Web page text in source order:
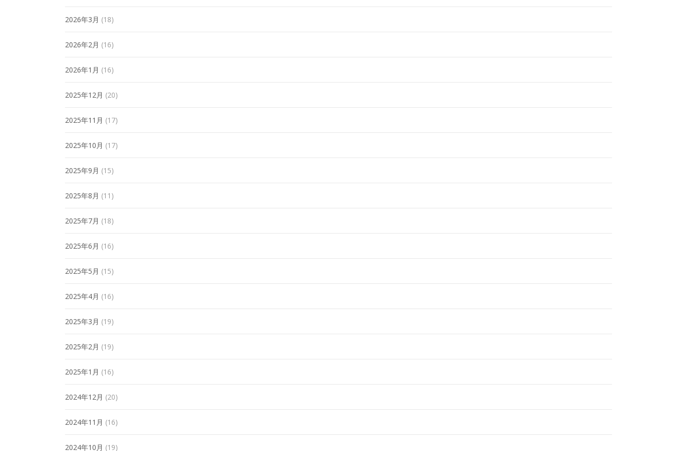
2026年3月 (18)
2026年2月 (16)
2026年1月 (16)
2025年12月 (20)
2025年11月 (17)
2025年10月 (17)
2025年9月 (15)
2025年8月 (11)
2025年7月 (18)
2025年6月 (16)
2025年5月 (15)
2025年4月 (16)
2025年3月 (19)
2025年2月 (19)
2025年1月 (16)
2024年12月 (20)
2024年11月 (16)
2024年10月 (19)